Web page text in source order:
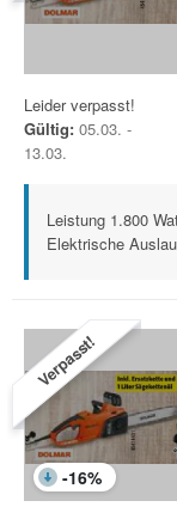
Leider verpasst!
Gültig: 05.03. -
13.03.
Leistung 1.800
Elektrische
Verpasst!
-16%